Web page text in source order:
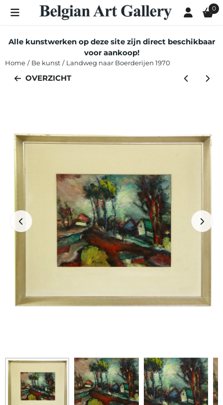
Cookievoorkeuren zijn momenteel gesloten. 0
Alle kunstwerken op deze site zijn direct beschikbaar
voor aankoop!
Home / Be kunst / Landweg naar Boerderijen 1970
OVERZICHT